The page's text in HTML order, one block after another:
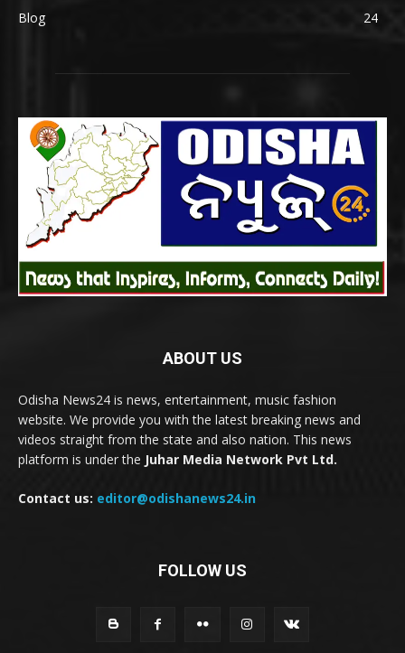
Blog
24
ABOUT US
Odisha News24 is news, entertainment, music fashion
website. We provide you with the latest breaking news and
videos straight from the state and also nation. This news
platform is under the Juhar Media Network Pvt Ltd.
Contact us: editor@odishanews24.in
FOLLOW US